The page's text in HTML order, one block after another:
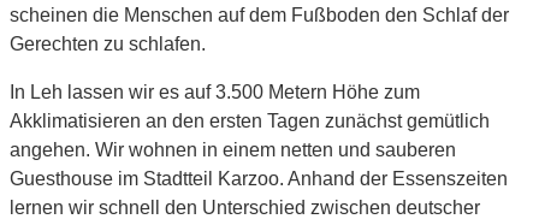
scheinen die Menschen auf dem Fußboden den Schlaf der
Gerechten zu schlafen.
In Leh lassen wir es auf 3.500 Metern Höhe zum
Akklimatisieren an den ersten Tagen zunächst gemütlich
angehen. Wir wohnen in einem netten und sauberen
Guesthouse im Stadtteil Karzoo. Anhand der Essenszeiten
lernen wir schnell den Unterschied zwischen deutscher